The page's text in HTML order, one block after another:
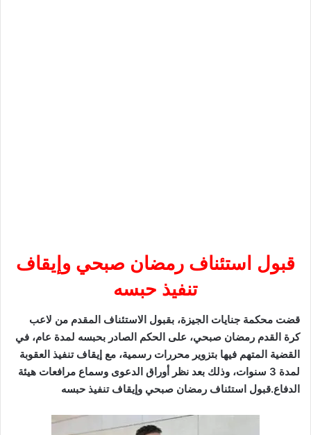
قبول استئناف رمضان صبحي وإيقاف
تنفيذ حبسه
قضت محكمة جنايات الجيزة، بقبول الاستئناف المقدم من لاعب
كرة القدم رمضان صبحي، على الحكم الصادر بحبسه لمدة عام، في
القضية المتهم فيها بتزوير محررات رسمية، مع إيقاف تنفيذ العقوبة
لمدة 3 سنوات، وذلك بعد نظر أوراق الدعوى وسماع مرافعات هيئة
الدفاع.قبول استئناف رمضان صبحي وإيقاف تنفيذ حبسه